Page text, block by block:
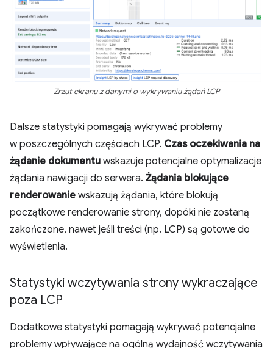
Zrzut ekranu z danymi o wykrywaniu żądań LCP
Dalsze statystyki pomagają wykrywać problemy
w poszczególnych częściach LCP. Czas oczekiwania na
żądanie dokumentu wskazuje potencjalne optymalizacje
żądania nawigacji do serwera. Żądania blokujące
renderowanie wskazują żądania, które blokują
początkowe renderowanie strony, dopóki nie zostaną
zakończone, nawet jeśli treści (np. LCP) są gotowe do
wyświetlenia.
Statystyki wczytywania strony wykraczające
poza LCP
Dodatkowe statystyki pomagają wykrywać potencjalne
problemy wpływające na ogólną wydajność wczytywania